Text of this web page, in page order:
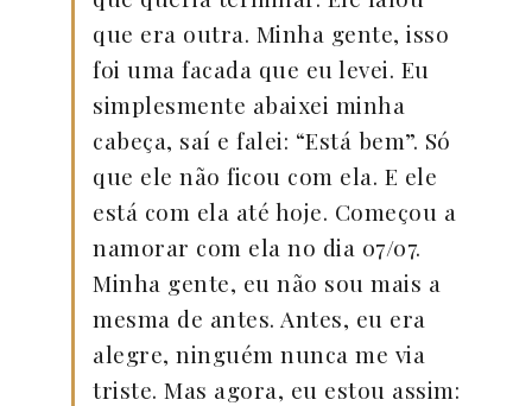
que era outra. Minha gente, isso
foi uma facada que eu levei. Eu
simplesmente abaixei minha
cabeça, saí e falei: “Está bem”. Só
que ele não ficou com ela. E ele
está com ela até hoje. Começou a
namorar com ela no dia 07/07.
Minha gente, eu não sou mais a
mesma de antes. Antes, eu era
alegre, ninguém nunca me via
triste. Mas agora, eu estou assim: